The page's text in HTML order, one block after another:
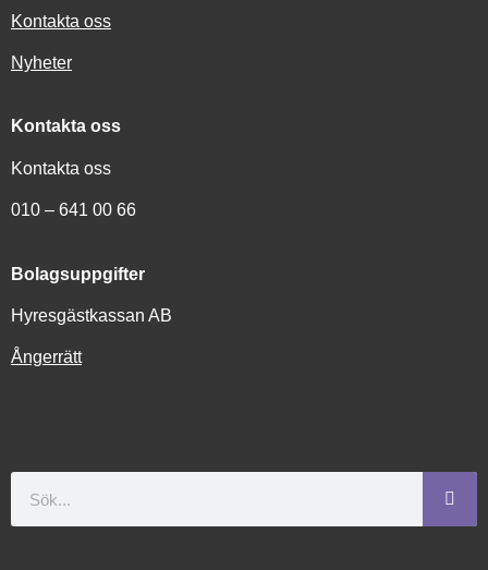
Kontakta oss
Nyheter
Kontakta oss
Kontakta oss
010 – 641 00 66
Bolagsuppgifter
Hyresgästkassan AB
Ångerrätt